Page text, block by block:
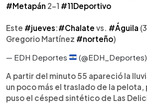
#Metapán 2-1 #11Deportivo
Este #jueves:#Chalate vs. #Águila
Gregorio Martínez #norteño)
— EDH Deportes
A partir del minuto 55 apareció la
un poco más el traslado de la pelota,
puso el césped sintético de Las